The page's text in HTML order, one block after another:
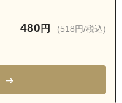
480 円 (518円/税込)